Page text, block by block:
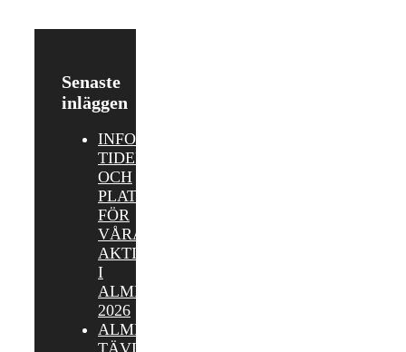
Senaste
inläggen
INFORMATION,
TIDER
OCH
PLATSER
FÖR
VÅRA
AKTIVITETER
I
ALMEDALEN
2026
ALMEDALEN:
TÄVLA